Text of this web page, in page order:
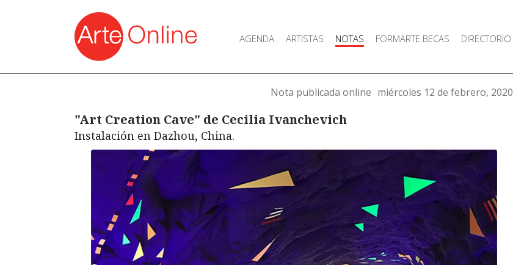
AGENDA ARTISTAS NOTAS FORMARTE.BECAS DIRECTORIO
Nota publicada online miércoles 12 de febrero, 2020
"Art Creation Cave" de Cecilia Ivanchevich
Instalación en Dazhou, China.